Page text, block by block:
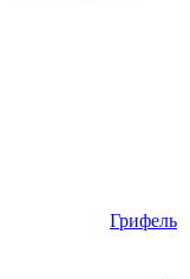
Грифель